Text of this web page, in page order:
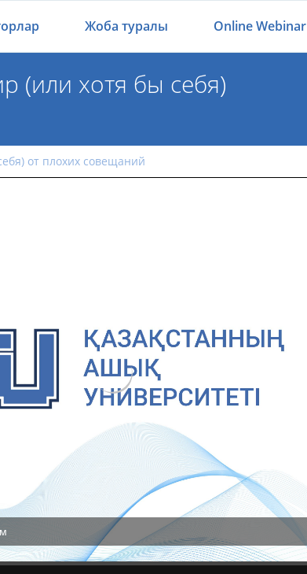
Жоба туралы Online Webinar
(или хотя бы себя)
от плохих совещаний
(или хотя бы себя) от плохих совещаний